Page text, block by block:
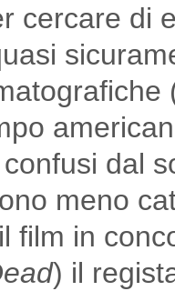
cercare di
dal
meno
film in
) il